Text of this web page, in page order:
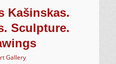
Kašinskas.
Sculpture.
Gallery